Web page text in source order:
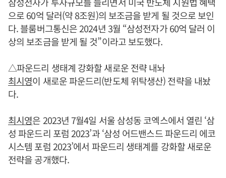
으로 60억 달러(약 8조원)의 보조금을 받게 될 것으로 보인
다. 블룸버그통신은 2024년 3월 “삼성전자가 60억 달러 이
상의 보조금을 받게 될 것”이라고 보도했다.
△파운드리 생태계 강화할 새로운 전략 내놔
최시영이 새로운 파운드리(반도체 위탁생산) 전략을 내놨
다.
최시영은 2023년 7월4일 서울 삼성동 코엑스에서 열린 ‘삼
성 파운드리 포럼 2023’과 ‘삼성 어드밴스드 파운드리 에코
시스템 포럼 2023’에서 파운드리 생태계를 강화할 새로운
전략을 공개했다.